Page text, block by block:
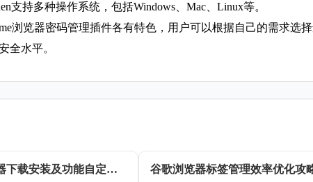
支持多种操作系统，包括Windows、Mac、Linux等。
浏览器密码管理插件各有特色，用户可以根据自己的需求
全水平。
Google Chrome浏览器下载安装及功能自定义设置教程 谷歌浏览器标签管理效率优化攻